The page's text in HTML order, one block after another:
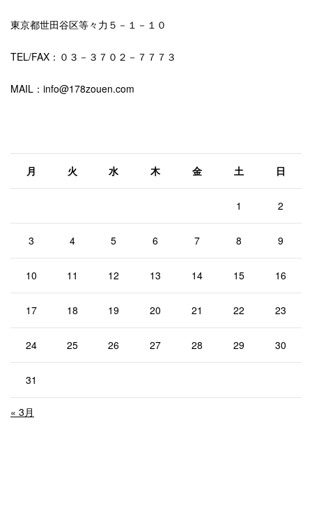
東京都世田谷区等々力５－１－１０
TEL/FAX：０３－３７０２－７７７３
MAIL：info@178zouen.com
月 火 水 木 金 土 日
1 2
3 4 5 6 7 8 9
10 11 12 13 14 15 16
17 18 19 20 21 22 23
24 25 26 27 28 29 30
31
« 3月